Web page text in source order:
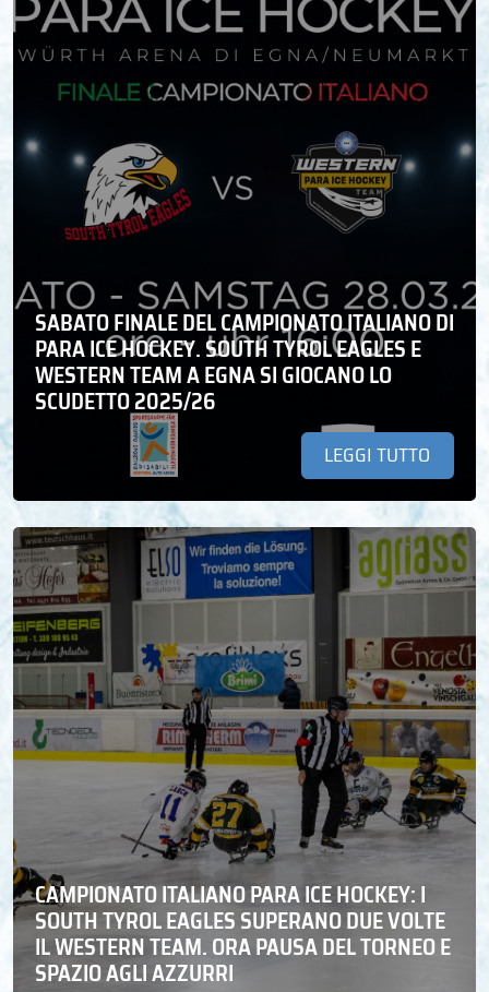
SABATO FINALE DEL CAMPIONATO ITALIANO DI
PARA ICE HOCKEY. SOUTH TYROL EAGLES E
WESTERN TEAM A EGNA SI GIOCANO LO
SCUDETTO 2025/26
LEGGI TUTTO
CAMPIONATO ITALIANO PARA ICE HOCKEY: I
SOUTH TYROL EAGLES SUPERANO DUE VOLTE
IL WESTERN TEAM. ORA PAUSA DEL TORNEO E
SPAZIO AGLI AZZURRI